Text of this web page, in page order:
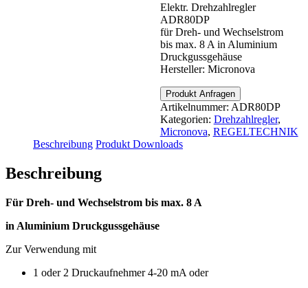
Elektr. Drehzahlregler
ADR80DP
für Dreh- und Wechselstrom
bis max. 8 A in Aluminium
Druckgussgehäuse
Hersteller: Micronova
Produkt Anfragen
Artikelnummer: ADR80DP
Kategorien: Drehzahlregler,
Micronova, REGELTECHNIK
Beschreibung Produkt Downloads
Beschreibung
Für Dreh- und Wechselstrom bis max. 8 A
in Aluminium Druckgussgehäuse
Zur Verwendung mit
1 oder 2 Druckaufnehmer 4-20 mA oder